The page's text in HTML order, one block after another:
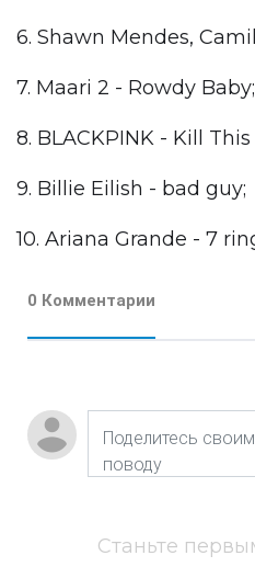
6. Shawn Mendes,
7. Maari 2 - Rowdy Baby;
8. BLACKPINK - Kill This
9. Billie Eilish - bad guy;
10. Ariana Grande - 7
0 Комментарии
Станьте